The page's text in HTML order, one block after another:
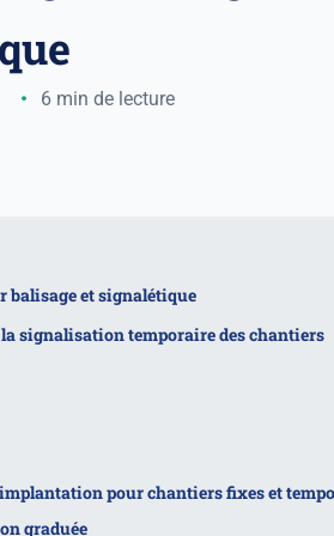
6 min de lecture
balisage et signalétique
signalisation temporaire des chantiers
pour chantiers fixes et
graduée